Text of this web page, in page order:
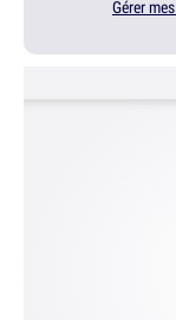
Gérer